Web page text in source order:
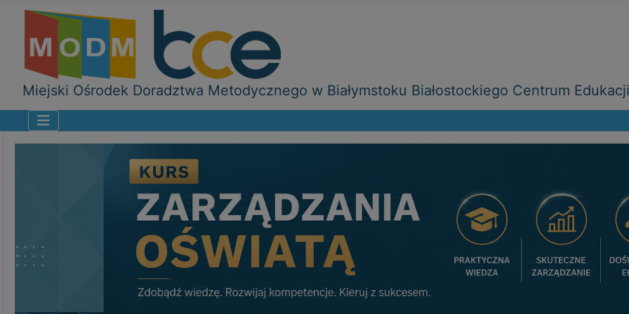
Miejski Ośrodek Doradztwa Metodycznego w Białymstoku Białostockiego Centrum Edukacji